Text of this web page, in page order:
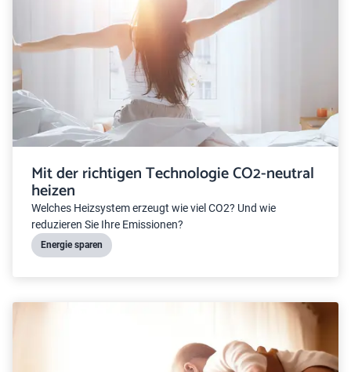
Mit der richtigen Technologie CO2-neutral
heizen
Welches Heizsystem erzeugt wie viel CO2? Und wie
reduzieren Sie Ihre Emissionen?
Energie sparen